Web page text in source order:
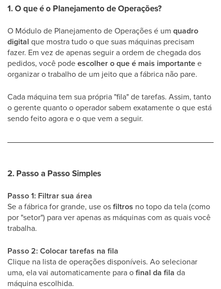
1. O que é o Planejamento de Operações?
O Módulo de Planejamento de Operações é um quadro
digital que mostra tudo o que suas máquinas precisam
fazer. Em vez de apenas seguir a ordem de chegada dos
pedidos, você podeescolher o que é mais importantee
organizar o trabalho de um jeito que a fábrica não pare.
Cada máquina tem sua própria "fila" de tarefas. Assim, tanto
o gerente quanto o operador sabem exatamente o que está
sendo feito agora e o que vem a seguir.
2. Passo a Passo Simples
Passo 1: Filtrar sua área
Se a fábrica for grande, use osfiltros no topo da tela (como
por "setor") para ver apenas as máquinas com as quais você
trabalha.
Passo 2: Colocar tarefas na fila
Clique na lista de operações disponíveis. Ao selecionar
uma, ela vai automaticamente para ofinal da fila da
máquina escolhida.